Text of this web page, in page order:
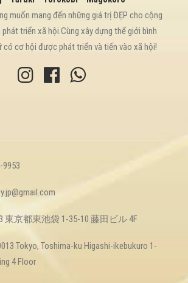
muốn mang đến những giá trị ĐẸP cho cộng
triển xã hội.Cùng xây dựng thế giới bình
có cơ hội được phát triển và tiến vào xã hội!
9953
東京都東池袋 1-35-10 藤田ビル 4F
Tokyo, Toshima-ku Higashi-ikebukuro 1-
4 Floor